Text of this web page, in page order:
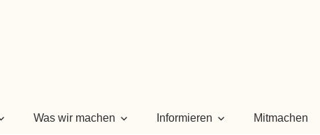
Was wir machen Informieren Mitmachen